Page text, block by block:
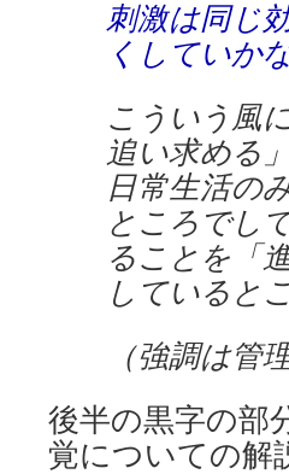
刺激は同じ
くしていか
こういう風
追い求める
日常生活の
ところでし
ることを「
していると
（強調は管
後半の黒字の
覚についての解